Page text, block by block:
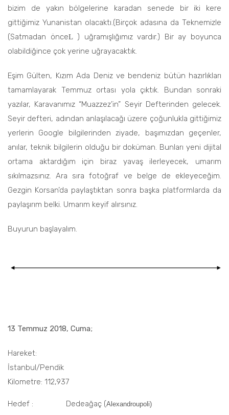
bizim de yakın bölgelerine karadan senede bir iki kere
gittiğimiz Yunanistan olacaktı.(Birçok adasına da Teknemizle
(Satmadan önceL) uğramışlığımız vardır.) Bir ay boyunca
olabildiğince çok yerine uğrayacaktık.
Eşim Gülten, Kızım Ada Deniz ve bendeniz bütün hazırlıkları
tamamlayarak Temmuz ortası yola çıktık. Bundan sonraki
yazılar, Karavanımız “Muazzez’in” Seyir Defterinden gelecek.
Seyir defteri, adından anlaşılacağı üzere çoğunlukla gittiğimiz
yerlerin Google bilgilerinden ziyade, başımızdan geçenler,
anılar, teknik bilgilerin olduğu bir doküman. Bunları yeni dijital
ortama aktardığım için biraz yavaş ilerleyecek, umarım
sıkılmazsınız. Ara sıra fotoğraf ve belge de ekleyeceğim.
Gezgin Korsan’da paylaştıktan sonra başka platformlarda da
paylaşırım belki. Umarım keyif alırsınız.
Buyurun başlayalım.
13 Temmuz 2018, Cuma;
Hareket:
İstanbul/Pendik
Kilometre: 112,937
Hedef : Dedeağaç (Alexandroupoli)